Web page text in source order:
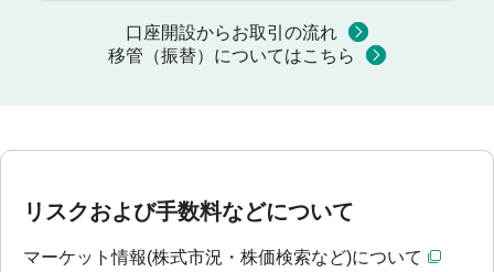
口座開設からお取引の流れ
移管（振替）についてはこちら
リスクおよび手数料などについて
マーケット情報(株式市況・株価検索など)について